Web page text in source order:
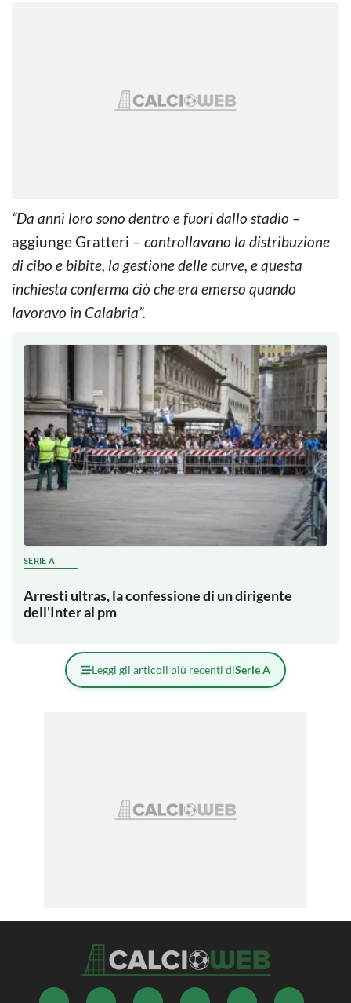
“Da anni loro sono dentro e fuori dallo stadio –
aggiunge Gratteri – controllavano la distribuzione
di cibo e bibite, la gestione delle curve, e questa
inchiesta conferma ciò che era emerso quando
lavoravo in Calabria”.
SERIE A
Arresti ultras, la confessione di un dirigente
dell'Inter al pm
Leggi gli articoli più recenti diSerie A